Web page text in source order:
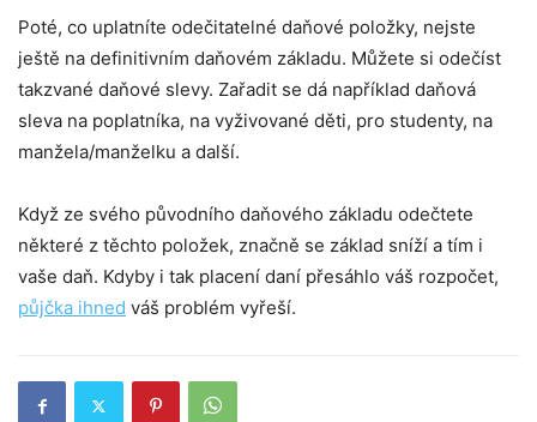
Poté, co uplatníte odečitatelné daňové položky, nejste
ještě na definitivním daňovém základu. Můžete si odečíst
takzvané daňové slevy. Zařadit se dá například daňová
sleva na poplatníka, na vyživované děti, pro studenty, na
manžela/manželku a další.
Když ze svého původního daňového základu odečtete
některé z těchto položek, značně se základ sníží a tím i
vaše daň. Kdyby i tak placení daní přesáhlo váš rozpočet,
půjčka ihned váš problém vyřeší.